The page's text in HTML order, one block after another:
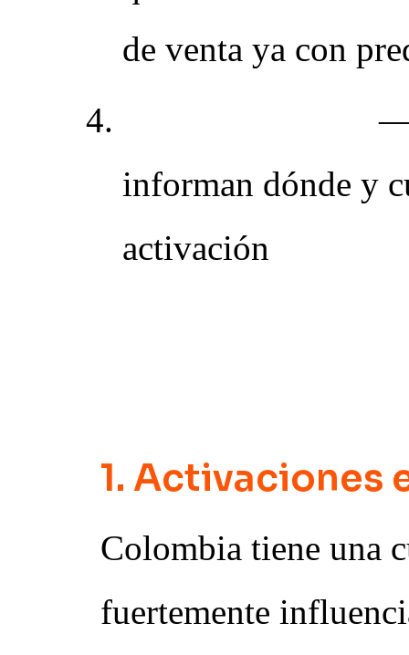
de venta ya con
—
informan dónde y
activación
1. Activaciones
Colombia tiene una
fuertemente